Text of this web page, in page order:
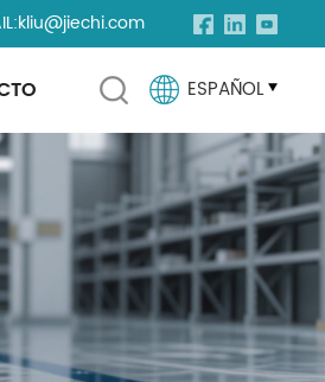
kliu@jiechi.com
ESPAÑOL
English
Français
Русский
Español